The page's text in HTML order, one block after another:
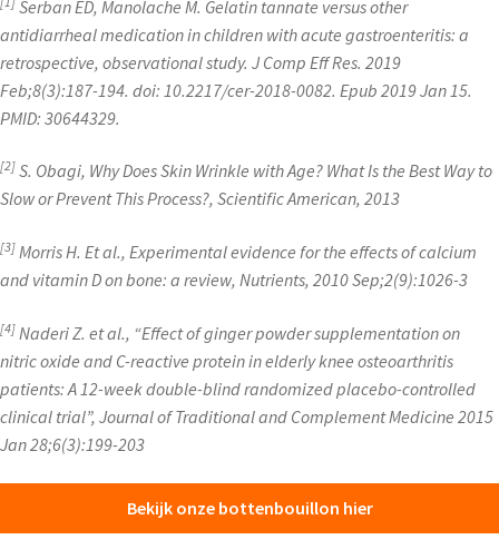
Serban ED, Manolache M. Gelatin tannate versus other
antidiarrheal medication in children with acute gastroenteritis: a
retrospective, observational study. J Comp Eff Res. 2019
Feb;8(3):187-194. doi: 10.2217/cer-2018-0082. Epub 2019 Jan 15.
PMID: 30644329.
[2] S. Obagi, Why Does Skin Wrinkle with Age? What Is the Best Way to
Slow or Prevent This Process?, Scientific American, 2013
[3] Morris H. Et al., Experimental evidence for the effects of calcium
and vitamin D on bone: a review, Nutrients, 2010 Sep;2(9):1026-3
[4] Naderi Z. et al., “Effect of ginger powder supplementation on
nitric oxide and C-reactive protein in elderly knee osteoarthritis
patients: A 12-week double-blind randomized placebo-controlled
clinical trial”, Journal of Traditional and Complement Medicine 2015
Jan 28;6(3):199-203
Bekijk onze bottenbouillon hier